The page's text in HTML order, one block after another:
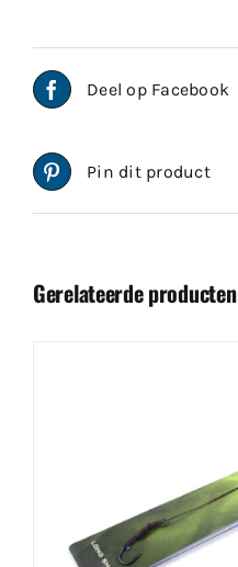
Deel op Facebook
Pin dit product
Gerelateerde producten